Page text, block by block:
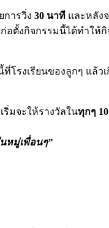
การวิ่ง 30 นาที และหลัง
อตั้งกิจกรรมนี้ได้ทำให้
โรงเรียนของลูกๆ แล้ว
ริ่มจะให้รางวัลในทุกๆ
หมู่เพื่อนๆ”